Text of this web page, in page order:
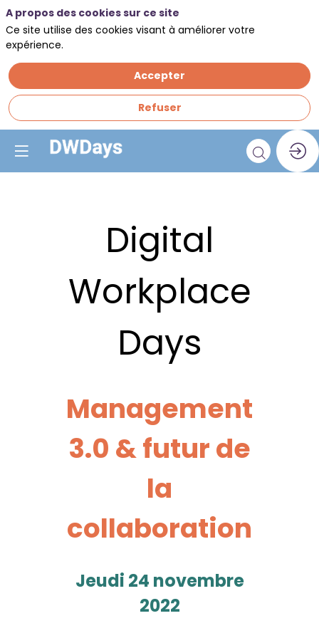
Digital
Workplace
Days
Management
3.0 & futur de
la
collaboration
Jeudi 24 novembre
2022
A propos des cookies sur ce site
Ce site utilise des cookies visant à améliorer votre
expérience.
Accepter
Refuser